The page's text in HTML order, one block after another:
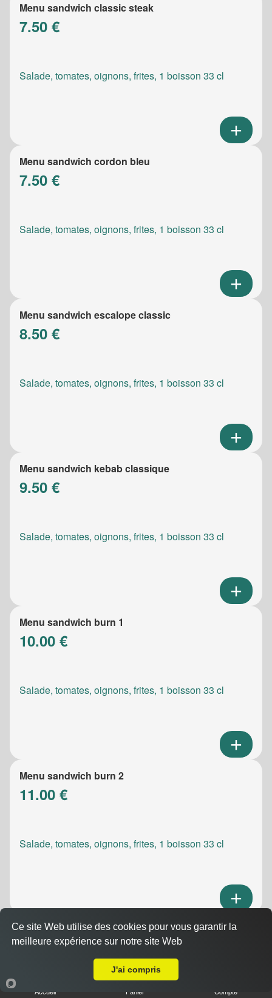
Menu sandwich classic steak
7.50 €
Salade, tomates, oignons, frites, 1 boisson 33 cl
Menu sandwich cordon bleu
7.50 €
Salade, tomates, oignons, frites, 1 boisson 33 cl
Menu sandwich escalope classic
8.50 €
Salade, tomates, oignons, frites, 1 boisson 33 cl
Menu sandwich kebab classique
9.50 €
Salade, tomates, oignons, frites, 1 boisson 33 cl
Menu sandwich burn 1
10.00 €
Salade, tomates, oignons, frites, 1 boisson 33 cl
Menu sandwich burn 2
11.00 €
Salade, tomates, oignons, frites, 1 boisson 33 cl
Menu sandwich meatic
10.50 €
Accueil Panier Compte
Ce site Web utilise des cookies pour vous garantir la
meilleure expérience sur notre site Web
J'ai compris